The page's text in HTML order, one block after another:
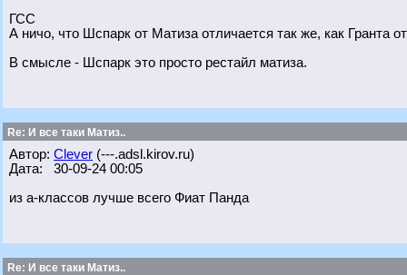
ГСС
А ничо, что Шспарк от Матиза отличается так же, как Гранта
В смысле - Шспарк это просто рестайл матиза.
Re: И все таки Матиз..
Автор: Clever (---.adsl.kirov.ru)
Дата: 30-09-24 00:05
из а-классов лучше всего Фиат Панда
Re: И все таки Матиз..